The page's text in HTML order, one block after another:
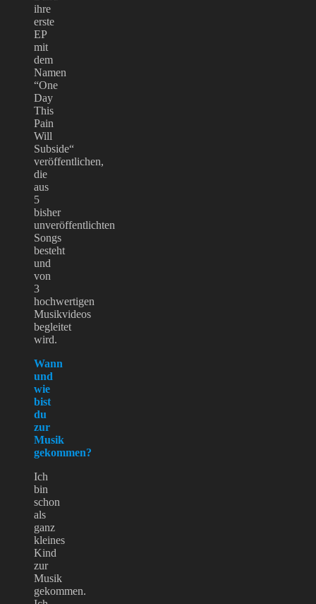
ihre
erste
EP
mit
dem
Namen
“One
Day
This
Pain
Will
Subside“
veröffentlichen,
die
aus
5
bisher
unveröffentlichten
Songs
besteht
und
von
3
hochwertigen
Musikvideos
begleitet
wird.
Wann
und
wie
bist
du
zur
Musik
gekommen?
Ich
bin
schon
als
ganz
kleines
Kind
zur
Musik
gekommen.